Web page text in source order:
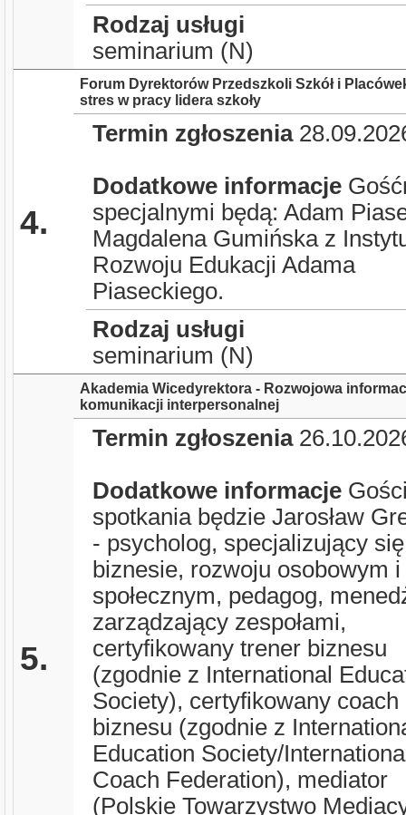
Rodzaj usługi
seminarium (N)
4.
Forum Dyrektorów Przedszkoli Szkół i
stres w pracy lidera szkoły
Termin zgłoszenia
Dodatkowe informacje
specjalnymi będą: Adam
Magdalena Gumińska z
Rozwoju Edukacji Adama
Piaseckiego.
Rodzaj usługi
seminarium (N)
5.
Akademia Wicedyrektora - Rozwojowa
komunikacji interpersonalnej
Termin zgłoszenia
Dodatkowe informacje
spotkania będzie Jarosław
- psycholog, specjalizujący
biznesie, rozwoju osobowym i
społecznym, pedagog,
zarządzający zespołami,
certyfikowany trener biznesu
(zgodnie z International
Society), certyfikowany coach
biznesu (zgodnie z
Education Society/
Coach Federation), mediator
(Polskie Towarzystwo